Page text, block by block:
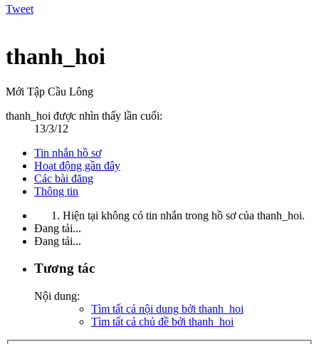
Tweet
thanh_hoi
Mới Tập Cầu Lông
thanh_hoi được nhìn thấy lần cuối:
13/3/12
Tin nhắn hồ sơ
Hoạt động gần đây
Các bài đăng
Thông tin
Hiện tại không có tin nhắn trong hồ sơ của thanh_hoi.
Đang tải...
Đang tải...
Tương tác
Nội dung:
Tìm tất cả nội dung bởi thanh_hoi
Tìm tất cả chủ đề bởi thanh_hoi